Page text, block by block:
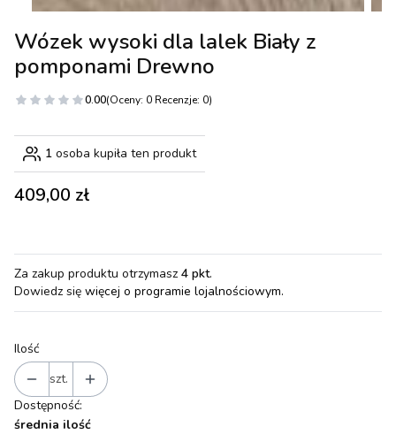
Wózek wysoki dla lalek Biały z
pomponami Drewno
0.00(Oceny: 0 Recenzje: 0)
1 osoba kupiła ten produkt
Cena
409,00 zł
Za zakup produktu otrzymasz 4 pkt.
Dowiedz się więcej o programie lojalnościowym.
Ilość
szt.
Dostępność:
średnia ilość